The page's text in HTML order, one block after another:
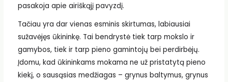
pasakoja apie airiškąjį pavyzdį.
Tačiau yra dar vienas esminis skirtumas, labiausiai
sužavėjęs ūkininkę. Tai bendrystė tiek tarp mokslo ir
gamybos, tiek ir tarp pieno gamintojų bei perdirbėjų.
Įdomu, kad ūkininkams mokama ne už pristatytą pieno
kiekį, o sausąsias medžiagas – grynus baltymus, grynus